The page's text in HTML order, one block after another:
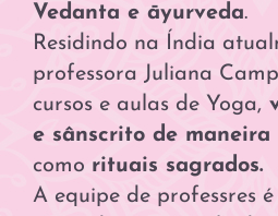
Vedanta e āyurveda.
Residindo na Índia
professora Juliana
cursos e aulas de Yoga,
e sânscrito de maneira
como rituais sagrados.
A equipe de professres